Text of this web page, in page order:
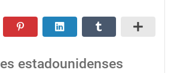
estadounidenses